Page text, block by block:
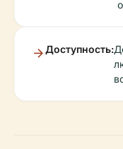
Доступность: